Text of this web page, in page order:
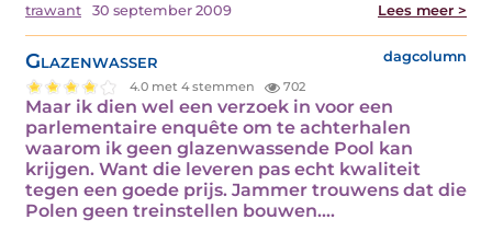
trawant 30 september 2009 Lees meer >
Glazenwasser dagcolumn
4.0 met 4 stemmen 702
Maar ik dien wel een verzoek in voor een
parlementaire enquête om te achterhalen
waarom ik geen glazenwassende Pool kan
krijgen. Want die leveren pas echt kwaliteit
tegen een goede prijs. Jammer trouwens dat die
Polen geen treinstellen bouwen.…